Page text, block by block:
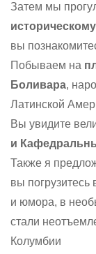
Затем мы
вы
Побываем на
Боливара,
Латинской
Вы увидите
и
Также я
вы
и юмора, в
стали
Колумбии